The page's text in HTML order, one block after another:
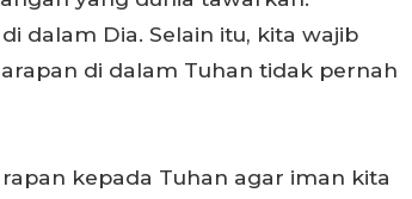
dalam Dia. Selain itu, kita wajib
di dalam Tuhan tidak pernah
kepada Tuhan agar iman kita